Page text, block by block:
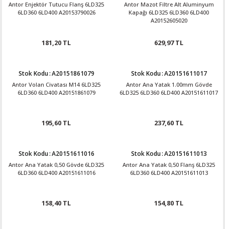
Antor Enjektör Tutucu Flanş 6LD325
6LD360 6LD400 A20153790026
181,20 TL
Antor Mazot Filtre Alt Aluminyum
Kapağı 6LD325 6LD360 6LD400
A20152605020
629,97 TL
Stok Kodu:A20151861079
Antor Volan Civatası M14 6LD325
6LD360 6LD400 A20151861079
195,60 TL
Stok Kodu:A20151611017
Antor Ana Yatak 1.00mm Gövde
6LD325 6LD360 6LD400 A20151611017
237,60 TL
Stok Kodu:A20151611016
Antor Ana Yatak 0,50 Gövde 6LD325
6LD360 6LD400 A20151611016
158,40 TL
Stok Kodu:A20151611013
Antor Ana Yatak 0,50 Flanş 6LD325
6LD360 6LD400 A20151611013
154,80 TL